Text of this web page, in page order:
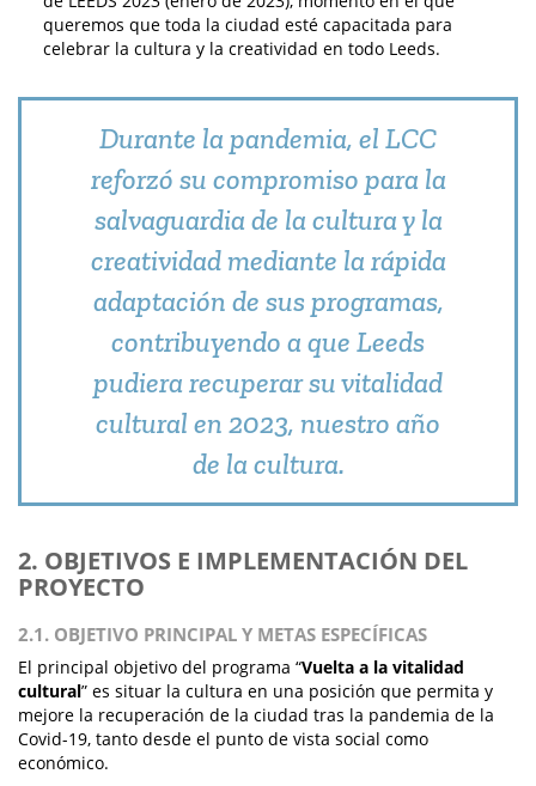
queremos que toda la ciudad esté capacitada para
celebrar la cultura y la creatividad en todo Leeds.
Durante la pandemia, el LCC
reforzó su compromiso para la
salvaguardia de la cultura y la
creatividad mediante la rápida
adaptación de sus programas,
contribuyendo a que Leeds
pudiera recuperar su vitalidad
cultural en 2023, nuestro año
de la cultura.
2. OBJETIVOS E IMPLEMENTACIÓN DEL
PROYECTO
2.1. OBJETIVO PRINCIPAL Y METAS ESPECÍFICAS
El principal objetivo del programa “Vuelta a la vitalidad
cultural” es situar la cultura en una posición que permita y
mejore la recuperación de la ciudad tras la pandemia de la
Covid-19, tanto desde el punto de vista social como
económico.